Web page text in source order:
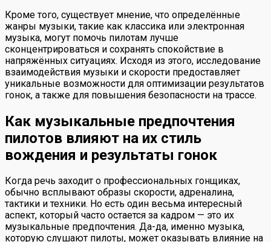
Кроме того, существует мнение, что определённые
жанры музыки, такие как классика или электронная
музыка, могут помочь пилотам лучше
сконцентрироваться и сохранять спокойствие в
напряжённых ситуациях. Исходя из этого, исследование
взаимодействия музыки и скорости предоставляет
уникальные возможности для оптимизации результатов
гонок, а также для повышения безопасности на трассе.
Как музыкальные предпочтения
пилотов влияют на их стиль
вождения и результаты гонок
Когда речь заходит о профессиональных гонщиках,
обычно всплывают образы скорости, адреналина,
тактики и техники. Но есть один весьма интересный
аспект, который часто остается за кадром — это их
музыкальные предпочтения. Да-да, именно музыка,
которую слушают пилоты, может оказывать влияние на